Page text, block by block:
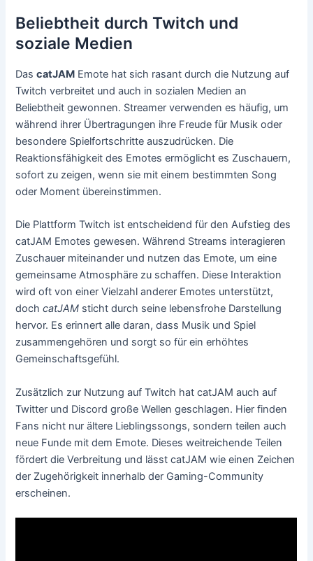
Beliebtheit durch Twitch und
soziale Medien
DascatJAM Emote hat sich rasant durch die Nutzung auf
Twitch verbreitet und auch in sozialen Medien an
Beliebtheit gewonnen. Streamer verwenden es häufig, um
während ihrer Übertragungen ihre Freude für Musik oder
besondere Spielfortschritte auszudrücken. Die
Reaktionsfähigkeit des Emotes ermöglicht es Zuschauern,
sofort zu zeigen, wenn sie mit einem bestimmten Song
oder Moment übereinstimmen.
Die Plattform Twitch ist entscheidend für den Aufstieg des
catJAM Emotes gewesen. Während Streams interagieren
Zuschauer miteinander und nutzen das Emote, um eine
gemeinsame Atmosphäre zu schaffen. Diese Interaktion
wird oft von einer Vielzahl anderer Emotes unterstützt,
dochcatJAM sticht durch seine lebensfrohe Darstellung
hervor. Es erinnert alle daran, dass Musik und Spiel
zusammengehören und sorgt so für ein erhöhtes
Gemeinschaftsgefühl.
Zusätzlich zur Nutzung auf Twitch hat catJAM auch auf
Twitter und Discord große Wellen geschlagen. Hier finden
Fans nicht nur ältere Lieblingssongs, sondern teilen auch
neue Funde mit dem Emote. Dieses weitreichende Teilen
fördert die Verbreitung und lässt catJAM wie einen Zeichen
der Zugehörigkeit innerhalb der Gaming-Community
erscheinen.